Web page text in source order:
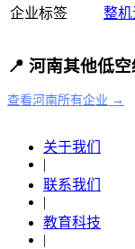
企业标签 整机
📍 河南其他低
查看河南所有企业 →
关于我们
|
联系我们
|
教育科技
|